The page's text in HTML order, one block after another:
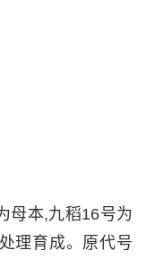
母本,九稻16号为
理育成。原代号